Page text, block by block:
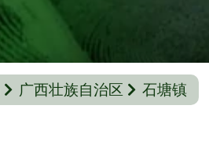
广西壮族自治区 石塘镇